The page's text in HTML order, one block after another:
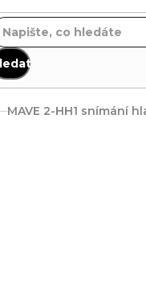
MAVE 2-HH1 snímání